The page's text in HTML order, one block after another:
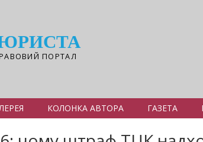
ПОРТАЛ
КОЛОНКА АВТОРА ГАЗЕТА